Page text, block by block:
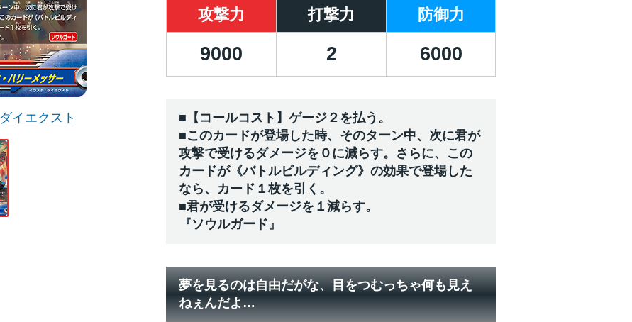
ダイエクスト
攻撃力 打撃力 防御力
9000 2 6000
■【コールコスト】ゲージ２を払う。
■このカードが登場した時、そのターン中、次に君が
攻撃で受けるダメージを０に減らす。さらに、この
カードが《バトルビルディング》の効果で登場した
なら、カード１枚を引く。
■君が受けるダメージを１減らす。
『ソウルガード』
夢を見るのは自由だがな、目をつむっちゃ何も見え
ねぇんだよ…